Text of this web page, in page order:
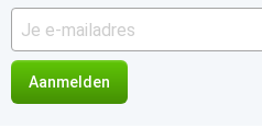
e-
mailadres